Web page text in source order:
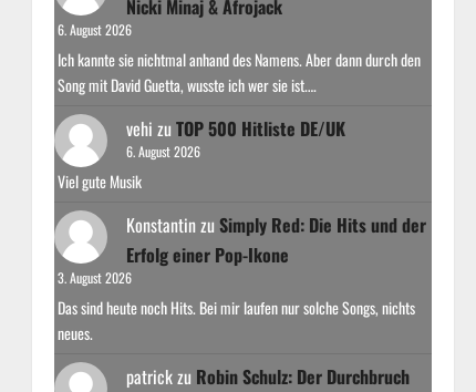
Nicki Minaj & Afrojack
6. August 2026
Ich kannte sie nichtmal anhand des Namens. Aber dann durch den
Song mit David Guetta, wusste ich wer sie ist.…
vehi zu TOP 500 Hitliste DE/UK
6. August 2026
Viel gute Musik
Konstantinzu Simply Red: Die Hits und der
Erfolg einer Pop-Ikone
3. August 2026
Das sind heute noch Hits. Bei mir laufen nur solche Songs, nichts
neues.
patrickzu Robin Schulz: Der Durchbruch